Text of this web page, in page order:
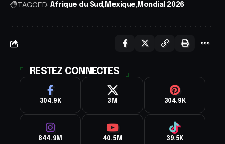
TAGGED: Afrique du Sud Mexique Mondial 2026
RESTEZ CONNECTES
304.9K 3M 304.9K
844.9M 40.5M 39.5K